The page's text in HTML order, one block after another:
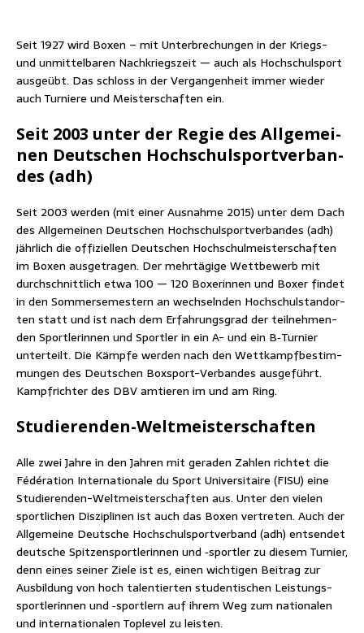
Seit 1927 wird Boxen – mit Unter­bre­chun­gen in der Kriegs-
und unmit­tel­ba­ren Nach­kriegs­zeit — auch als Hoch­schul­sport
aus­ge­übt. Das schloss in der Ver­gan­gen­heit immer wie­der
auch Tur­nie­re und Meis­ter­schaf­ten ein.
Seit 2003 unter der Regie des All­ge­mei­
nen Deut­schen Hoch­schul­sport­ver­ban­
des (adh)
Seit 2003 wer­den (mit einer Aus­nah­me 2015) unter dem Dach
des All­ge­mei­nen Deut­schen Hoch­schul­sport­ver­ban­des (adh)
jähr­lich die offi­zi­el­len Deut­schen Hoch­schul­meis­ter­schaf­ten
im Boxen aus­ge­tra­gen. Der mehr­tä­gi­ge Wett­be­werb mit
durch­schnitt­lich etwa 100 — 120 Boxe­rin­nen und Boxer fin­det
in den Som­mer­se­mes­tern an wech­seln­den Hoch­schul­stand­or­
ten statt und ist nach dem Erfah­rungs­grad der teil­neh­men­
den Sport­le­rin­nen und Sport­ler in ein A- und ein B‑Turnier
unter­teilt. Die Kämp­fe wer­den nach den Wett­kampf­be­stim­
mun­gen des Deut­schen Box­sport-Ver­ban­des aus­ge­führt.
Kampf­rich­ter des DBV amtie­ren im und am Ring.
Stu­die­ren­den-Welt­meis­ter­schaf­ten
Alle zwei Jah­re in den Jah­ren mit gera­den Zah­len rich­tet die
Fédé­ra­ti­on Inter­na­tio­na­le du Sport Uni­ver­si­taire (FISU) eine
Stu­die­ren­den-Welt­meis­ter­schaf­ten aus. Unter den vie­len
sport­li­chen Dis­zi­pli­nen ist auch das Boxen ver­tre­ten. Auch der
All­ge­mei­ne Deut­sche Hoch­schul­sport­ver­band (adh) ent­sen­det
deut­sche Spit­zen­sport­le­rin­nen und ‑sport­ler zu die­sem Tur­nier,
denn eines sei­ner Zie­le ist es, einen wich­ti­gen Bei­trag zur
Aus­bil­dung von hoch talen­tier­ten stu­den­ti­schen Leis­tungs­
sport­le­rin­nen und ‑sport­lern auf ihrem Weg zum natio­na­len
und inter­na­tio­na­len Top­le­vel zu leisten.